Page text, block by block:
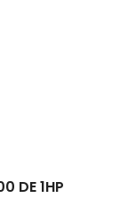
DE 1HP